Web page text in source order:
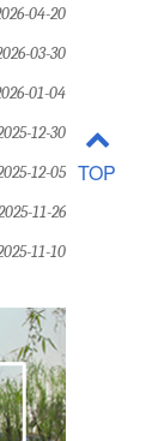
04-20
03-30
01-04
12-30
12-05
11-26
11-10
TOP